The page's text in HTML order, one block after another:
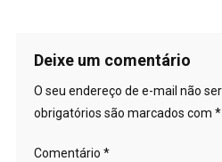
Deixe um comentário
O seu endereço de e-mail não
obrigatórios são marcados com *
Comentário *